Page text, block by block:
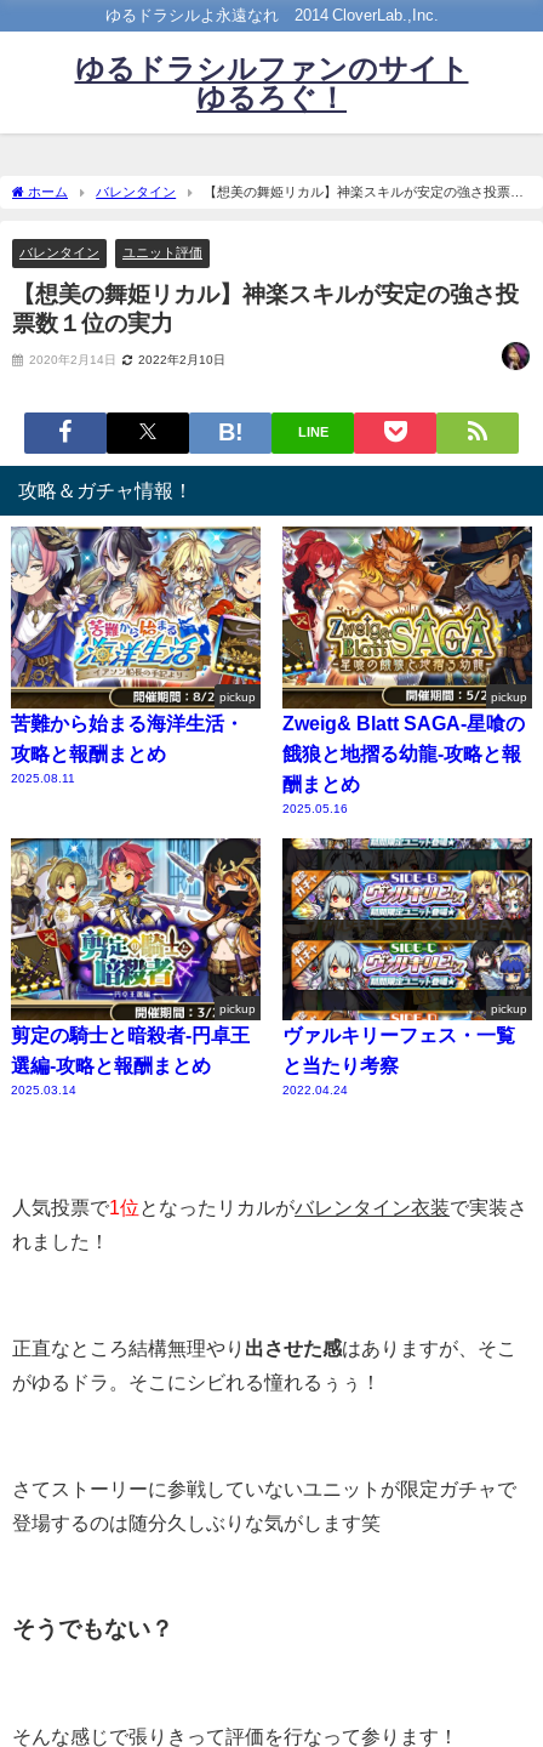
ゆるドラシルよ永遠なれ©2014 CloverLab.,Inc.
ゆるドラシルファンのサイト
ゆるろぐ！
ホーム バレンタイン
【想美の舞姫リカル】神楽スキルが安定の強さ投票数
バレンタイン ユニット評価
【想美の舞姫リカル】神楽スキルが安定の強さ投
票数１位の実力
2020年2月14日 2022年2月10日
LINE
攻略＆ガチャ情報！
pickup
苦難から始まる海洋生活・
攻略と報酬まとめ
2025.08.11
pickup
Zweig& Blatt SAGA-星喰の
餓狼と地摺る幼龍-攻略と報
酬まとめ
2025.05.16
pickup
剪定の騎士と暗殺者-円卓王
選編-攻略と報酬まとめ
2025.03.14
pickup
ヴァルキリーフェス・一覧
と当たり考察
2022.04.24
人気投票で1位 となったリカルがバレンタイン衣装で実装さ
れました！
正直なところ結構無理やり 出させた感はありますが、そこ
がゆるドラ。そこにシビれる憧れるぅぅ！
さてストーリーに参戦していないユニットが限定ガチャで
登場するのは随分久しぶりな気がします笑
そうでもない？
そんな感じで張りきって評価を行なって参ります！